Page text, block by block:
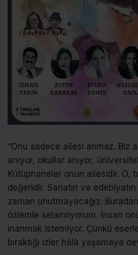
“Onu sadece ailesi anmaz. Biz
anıyor, okullar anıyor,
Kütüphaneler onun ailesidir. O,
değeridir. Sanatın ve edebiyatın
zaman unutmayacağız.
özlemle selamlıyorum. İnsan
inanmak istemiyor. Çünkü
bıraktığı izler hâlâ yaşamaya